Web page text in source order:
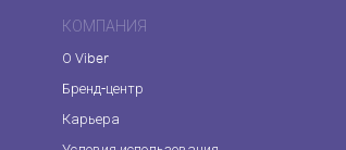
КОМПАНИЯ
О Viber
Бренд-центр
Карьера